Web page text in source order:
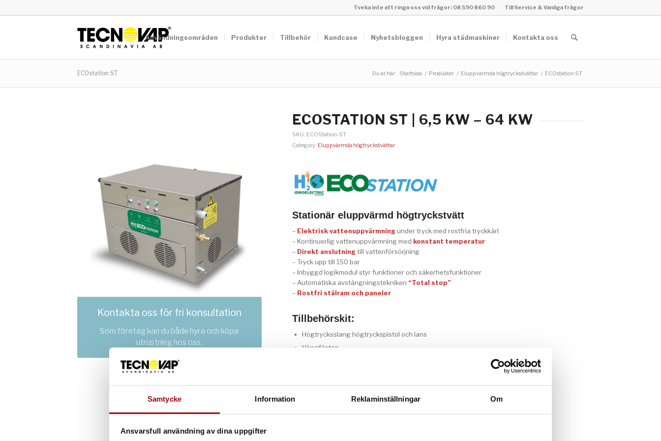
Samtycke Information Reklaminställningar Om
Ansvarsfull användning av dina uppgifter
Till Service & Vanliga frågor
Tveka inte att ringa oss vid frågor: 08 590 860 90
Användningsområden Produkter Tillbehör Kundcase Nyhetsbloggen Hyra städmaskiner Kontakta oss
ECOstation ST Du är här: Startsida / Produkter / Eluppvärmda högtryckstvättar / ECOstation ST
Kontakta oss för fri konsultation
Som företag kan du både hyra och köpa
utrustning hos oss.
ECOSTATION ST | 6,5 KW – 64 KW
SKU: ECOStation-ST
Category: Eluppvärmda högtryckstvättar
Stationär eluppvärmd högtryckstvätt
– Elektrisk vattenuppvärmningunder tryck med rostfria tryckkärl
– Kontinuerlig vattenuppvärmning med konstant temperatur
– Direkt anslutningtill vattenförsörjning
– Tryck upp till 150 bar
– Inbyggd logikmodul styr funktioner och säkerhetsfunktioner
– Automatiska avstängningstekniken “Total stop”
– Rostfri stålram och paneler
Tillbehörskit:
Högtrycksslang högtryckspistol och lans
Väggfästen
Chem-cersion med förstärkt tryckkärl
Interna komponenter i rostfritt stål